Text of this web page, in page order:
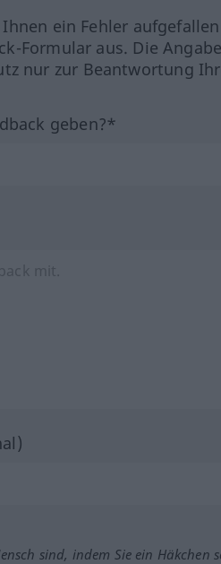
ein Fehler
Formular aus. Die
nur zur Beantwortung
geben?*
sind, indem Sie ein Häkchen